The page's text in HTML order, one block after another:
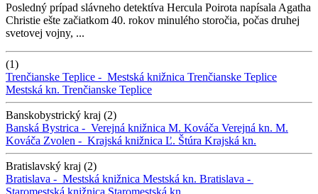
Posledný prípad slávneho detektíva Hercula Poirota napísala Agatha
Christie ešte začiatkom 40. rokov minulého storočia, počas druhej
svetovej vojny, ...
(1)
Trenčianske Teplice - Mestská knižnica Trenčianske Teplice
Mestská kn. Trenčianske Teplice
Banskobystrický kraj (2)
Banská Bystrica - Verejná knižnica M. Kováča Verejná kn. M.
Kováča Zvolen - Krajská knižnica Ľ. Štúra Krajská kn.
Bratislavský kraj (2)
Bratislava - Mestská knižnica Mestská kn. Bratislava -
Staromestská knižnica Staromestská kn.